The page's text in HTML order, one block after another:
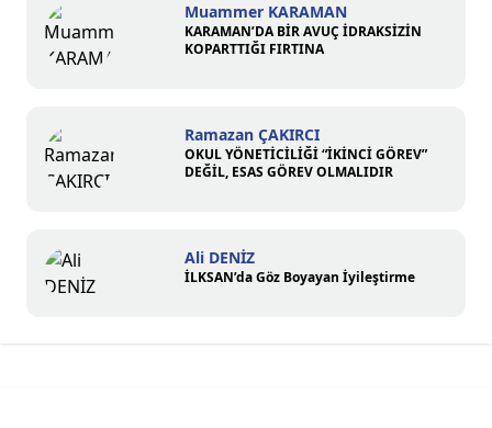
Muammer KARAMAN
KARAMAN’DA BİR AVUÇ İDRAKSİZİN
KOPARTTIĞI FIRTINA
Ramazan ÇAKIRCI
OKUL YÖNETİCİLİĞİ “İKİNCİ GÖREV”
DEĞİL, ESAS GÖREV OLMALIDIR
Ali DENİZ
İLKSAN’da Göz Boyayan İyileştirme